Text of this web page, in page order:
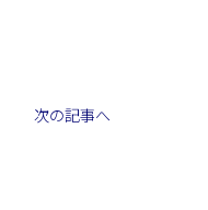
次の記事へ